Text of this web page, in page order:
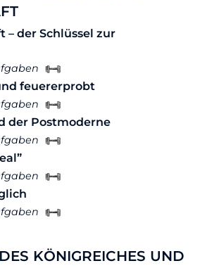
– der Schlüssel zur
feuererprobt
der Postmoderne
KÖNIGREICHES UND